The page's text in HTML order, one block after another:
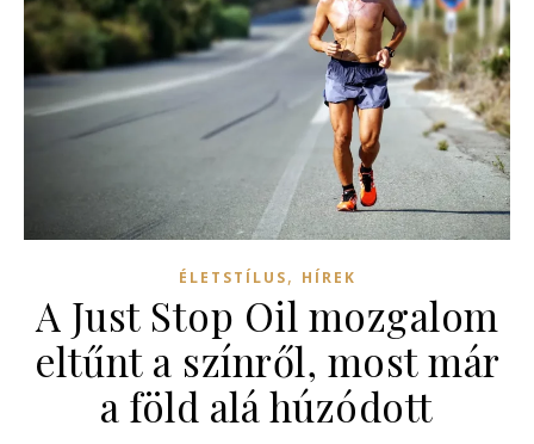
ÉLETSTÍLUS, HÍREK
A Just Stop Oil mozgalom
eltűnt a színről, most már
a föld alá húzódott